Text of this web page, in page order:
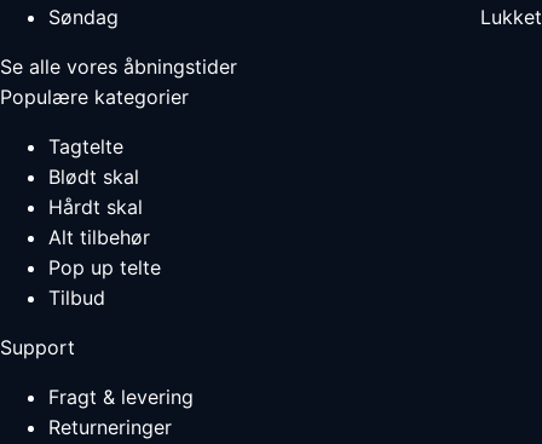
Søndag
Lukket
Se alle vores åbningstider
Populære kategorier
Tagtelte
Blødt skal
Hårdt skal
Alt tilbehør
Pop up telte
Tilbud
Support
Fragt & levering
Returneringer